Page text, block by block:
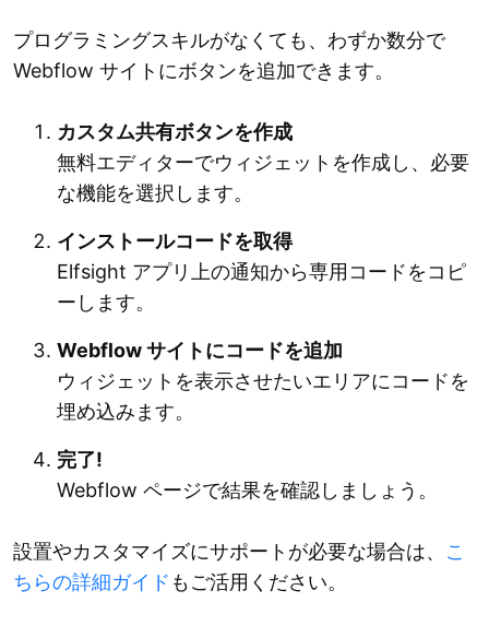
プログラミングスキルがなくても、わずか数分で
Webflow サイトにボタンを追加できます。
カスタム共有ボタンを作成
無料エディターでウィジェットを作成し、必要
な機能を選択します。
インストールコードを取得
Elfsight アプリ上の通知から専用コードをコピ
ーします。
Webflow サイトにコードを追加
ウィジェットを表示させたいエリアにコードを
埋め込みます。
完了!
Webflow ページで結果を確認しましょう。
設置やカスタマイズにサポートが必要な場合は、 こ
ちらの詳細ガイド もご活用ください。